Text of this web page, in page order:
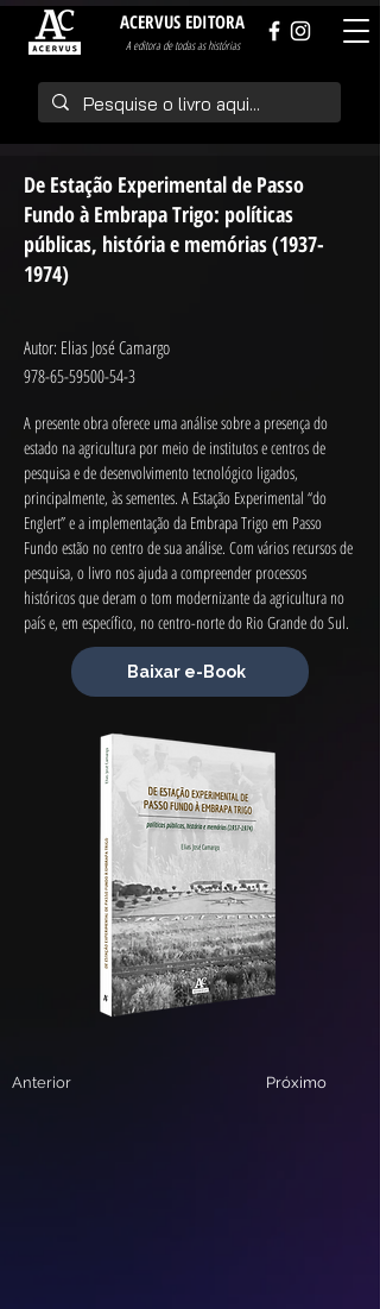
ACERVUS EDITORA
A editora de todas as histórias
De Estação Experimental de Passo
Fundo à Embrapa Trigo: políticas
públicas, história e memórias(1937-
1974)
Autor: Elias José Camargo
978-65-59500-54-3
A presente obra oferece uma análise sobre a presença do
estado na agricultura por meio de institutos e centros de
pesquisa e de desenvolvimento tecnológico ligados,
principalmente, às sementes. A Estação Experimental “do
Englert” e a implementação da Embrapa Trigo em Passo
Fundo estão no centro de sua análise. Com vários recursos de
pesquisa, o livro nos ajuda a compreender processos
históricos que deram o tom modernizante da agricultura no
país e, em específico, no centro-norte do Rio Grande do Sul.
Baixar e-Book
Anterior Próximo